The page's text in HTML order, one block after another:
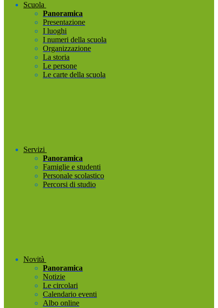
Scuola
Panoramica
Presentazione
I luoghi
I numeri della scuola
Organizzazione
La storia
Le persone
Le carte della scuola
Servizi
Panoramica
Famiglie e studenti
Personale scolastico
Percorsi di studio
Novità
Panoramica
Notizie
Le circolari
Calendario eventi
Albo online